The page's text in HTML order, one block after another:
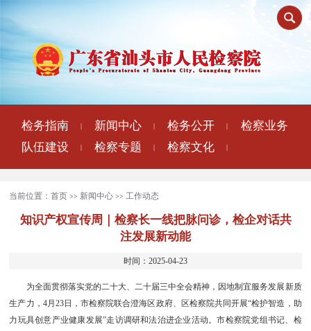
检务指南 新闻中心 检务公开
检察业务
队伍建设
检察专题 检察文化
当前位置：首页 >> 新闻中心 >> 工作动态
知识产权宣传周｜检察长一线把脉问诊，检企对话共
注发展新动能
时间：2025-04-23
为全面贯彻落实党的二十大、二十届三中全会精神，因地制宜服务发展新质
生产力，4月23日，市检察院联合澄海区政府、区检察院共同开展“检护智造，助
力玩具创意产业健康发展”走访调研和法治进企业活动。市检察院党组书记、检